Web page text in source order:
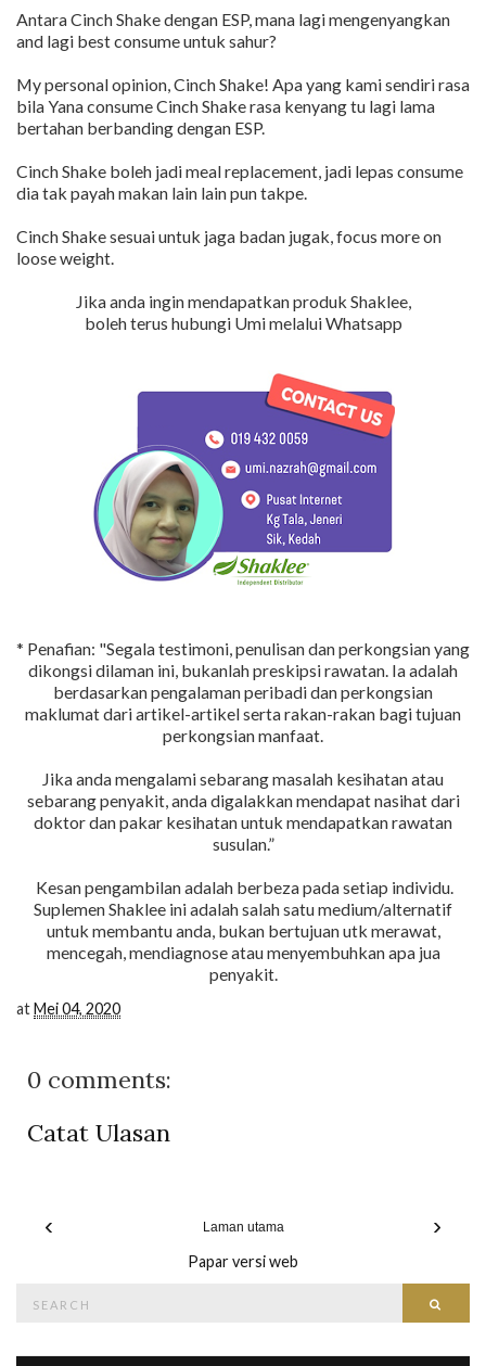
Antara Cinch Shake dengan ESP, mana lagi mengenyangkan
and lagi best consume untuk sahur?
My personal opinion, Cinch Shake! Apa yang kami sendiri rasa
bila Yana consume Cinch Shake rasa kenyang tu lagi lama
bertahan berbanding dengan ESP.
Cinch Shake boleh jadi meal replacement, jadi lepas consume
dia tak payah makan lain lain pun takpe.
Cinch Shake sesuai untuk jaga badan jugak, focus more on
loose weight.
Jika anda ingin mendapatkan produk Shaklee,
boleh terus hubungi Umi melalui Whatsapp
* Penafian: "Segala testimoni, penulisan dan perkongsian yang
dikongsi dilaman ini, bukanlah preskipsi rawatan. Ia adalah
berdasarkan pengalaman peribadi dan perkongsian
maklumat dari artikel-artikel serta rakan-rakan bagi tujuan
perkongsian manfaat.
Jika anda mengalami sebarang masalah kesihatan atau
sebarang penyakit, anda digalakkan mendapat nasihat dari
doktor dan pakar kesihatan untuk mendapatkan rawatan
susulan.”
Kesan pengambilan adalah berbeza pada setiap individu.
Suplemen Shaklee ini adalah salah satu medium/alternatif
untuk membantu anda, bukan bertujuan utk merawat,
mencegah, mendiagnose atau menyembuhkan apa jua
penyakit.
atMei 04, 2020
0 comments:
Catat Ulasan
‹ ›
Laman utama
Papar versi web
for: